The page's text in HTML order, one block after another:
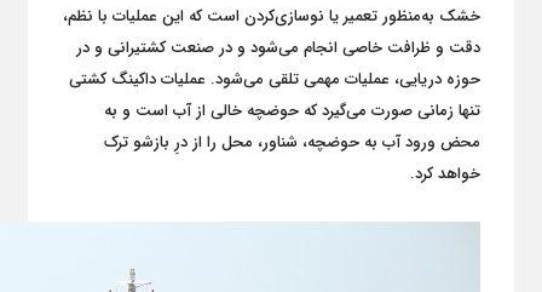
خشک به‌منظور تعمیر یا نوسازی‌کردن است که این عملیات با نظم،
دقت و ظرافت خاصی انجام می‌شود و در صنعت کشتیرانی و در
حوزه دریایی، عملیات مهمی تلقی می‌شود. عملیات داکینگ کشتی
تنها زمانی صورت می‌گیرد که حوضچه خالی از آب است و به
محض ورود آب به حوضچه، شناور، محل را از درِ بازشو ترک
خواهد کرد.